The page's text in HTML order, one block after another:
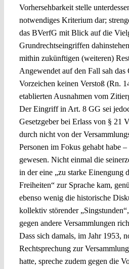
Vorhersehbarkeit stelle
notwendiges Kriterium dar;
das BVerfG mit Blick auf die
Grundrechtseingriffen
mithin zukünftigen (weiteren)
Angewendet auf den Fall sah das
Vorzeichen keinen Verstoß (Rn.
etablierten Ausnahmen vom
Der Eingriff in Art. 8 GG sei
Gesetzgeber bei Erlass von § 21
durch nicht von der
Personen im Fokus gehabt habe
gewesen. Nicht einmal die
in der eine „zu starke Einengung
Freiheiten“ zur Sprache kam,
ebenso wenig die historische
kollektiv störender
gegen andere Versammlungen
Dass sich damals, im Jahr 1953,
Rechtsprechung zur
hatte, spreche zudem gegen die